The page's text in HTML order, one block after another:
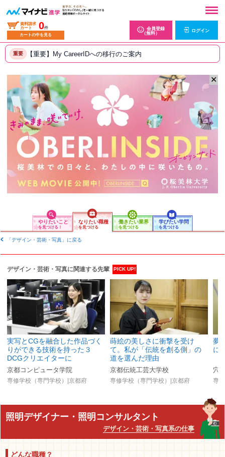
資料請求
カート
0件
カートの中を見る
会員登録
（無料）
ログイン
重要 【重要】My CareerIDへの移行のご案内
✕
やりたいこと
を見つける！
なりたい職種
を見つける
働きたい業界
を見つける
学びたい学問
を見つける
「デザイン・芸術・写真」に戻る
デザイン・芸術・写真に関連する先輩 PICK UP!
実写とCGを融合した作品づく
りができる技術を持った３
DCGクリエイターに
京都コンピュータ学院
専修学校（専門学校）|京都府
蒔絵の美しさに衝撃を受け
て。私が「伝統を創る側」の
道を選んだ理由
京都伝統工芸大学校
専修学校（専門学校）|京都府
夢
に
穴
専
照明デザイナー・照明コンサルタント
デザイン・芸術・写真系の仕事
どんな職種？